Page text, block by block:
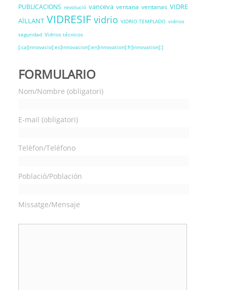
PUBLICACIONS revolució vanceva ventana ventanas VIDRE
AÏLLANT VIDRESIF vidrio VIDRIO TEMPLADO vidrios
seguridad Vidrios técnicos
[:ca]innovacio[:es]innovacion[:en]innovation[:fr]innovation[:]
FORMULARIO
Nom/Nombre (obligatori)
E-mail (obligatori)
Telèfon/Teléfono
Població/Población
Missatge/Mensaje